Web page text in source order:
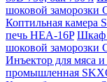
шоковой заморозки
Коптильная камера
печь HEA-16P Шкаф
шоковой заморозки
Инъектор для мяса
промышленная